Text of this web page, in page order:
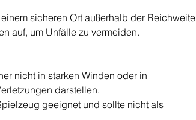
sicheren Ort außerhalb der Reichweite
auf, um Unfälle zu vermeiden.
nicht in starken Winden oder in
darstellen.
geeignet und sollte nicht als